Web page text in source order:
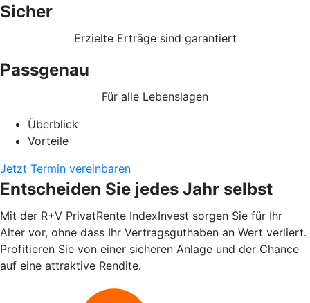
Sicher
Erzielte Erträge sind garantiert
Passgenau
Für alle Lebenslagen
Überblick
Vorteile
Jetzt Termin vereinbaren
Entscheiden Sie jedes Jahr selbst
Mit der R+V PrivatRente IndexInvest sorgen Sie für Ihr
Alter vor, ohne dass Ihr Vertragsguthaben an Wert verliert.
Profitieren Sie von einer sicheren Anlage und der Chance
auf eine attraktive Rendite.